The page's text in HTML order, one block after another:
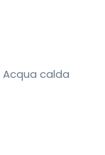
Acqua calda